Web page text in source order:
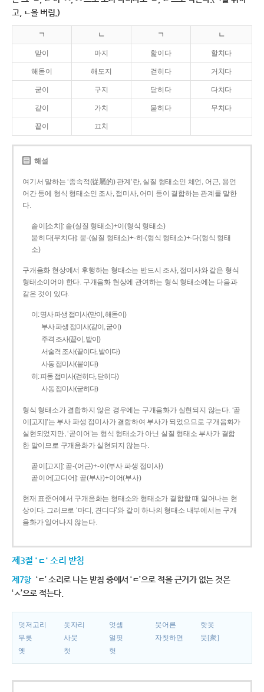
고, ㄴ을 버림.)
ㄱ ㄴ ㄱ ㄴ
맏이 마지 핥이다 할치다
해돋이 해도지 걷히다 거치다
굳이 구지 닫히다 다치다
같이 가치 묻히다 무치다
끝이 끄치
해설
여기서 말하는 ‘종속적(從屬的) 관계’란, 실질 형태소인 체언, 어근, 용언
어간 등에 형식 형태소인 조사, 접미사, 어미 등이 결합하는 관계를 말한
다.
솥이[소치]: 솥(실질 형태소)+이(형식 형태소)
묻히다[무치다]: 묻­-(실질 형태소)+­-히­-(형식 형태소)+-다(형식 형태
소)
구개음화 현상에서 후행하는 형태소는 반드시 조사, 접미사와 같은 형식
형태소이어야 한다. 구개음화 현상에 관여하는 형식 형태소에는 다음과
같은 것이 있다.
이: 명사 파생 접미사(맏이, 해돋이)
부사 파생 접미사(같이, 굳이)
주격 조사(끝이, 밭이)
서술격 조사(끝이다, 밭이다)
사동 접미사(붙이다)
히: 피동 접미사(걷히다, 닫히다)
사동 접미사(굳히다)
형식 형태소가 결합하지 않은 경우에는 구개음화가 실현되지 않는다. ‘곧
이[고지]’는 부사 파생 접미사가 결합하여 부사가 되었으므로 구개음화가
실현되었지만, ‘곧이어’는 형식 형태소가 아닌 실질 형태소 부사가 결합
한 말이므로 구개음화가 실현되지 않는다.
곧이[고지]: 곧-­(어근)+­-이(부사 파생 접미사)
곧이어[고디어]: 곧(부사)+이어(부사)
현재 표준어에서 구개음화는 형태소와 형태소가 결합할 때 일어나는 현
상이다. 그러므로 ‘마디, 견디다’와 같이 하나의 형태소 내부에서는 구개
음화가 일어나지 않는다.
제3절 'ㄷ' 소리 받침
제7항 ‘ㄷ’ 소리로 나는 받침 중에서 ‘ㄷ’으로 적을 근거가 없는 것은
‘ㅅ’으로 적는다.
덧저고리 돗자리 엇셈 웃어른
핫옷
무릇
사뭇 얼핏 자칫하면
뭇[衆]
옛
첫 헛